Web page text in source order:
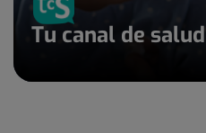
Tu canal de salud